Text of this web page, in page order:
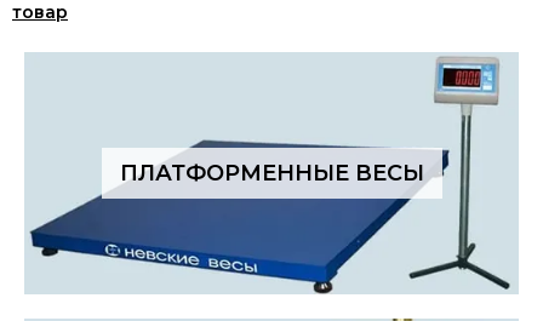
товар
ПЛАТФОРМЕННЫЕ ВЕСЫ